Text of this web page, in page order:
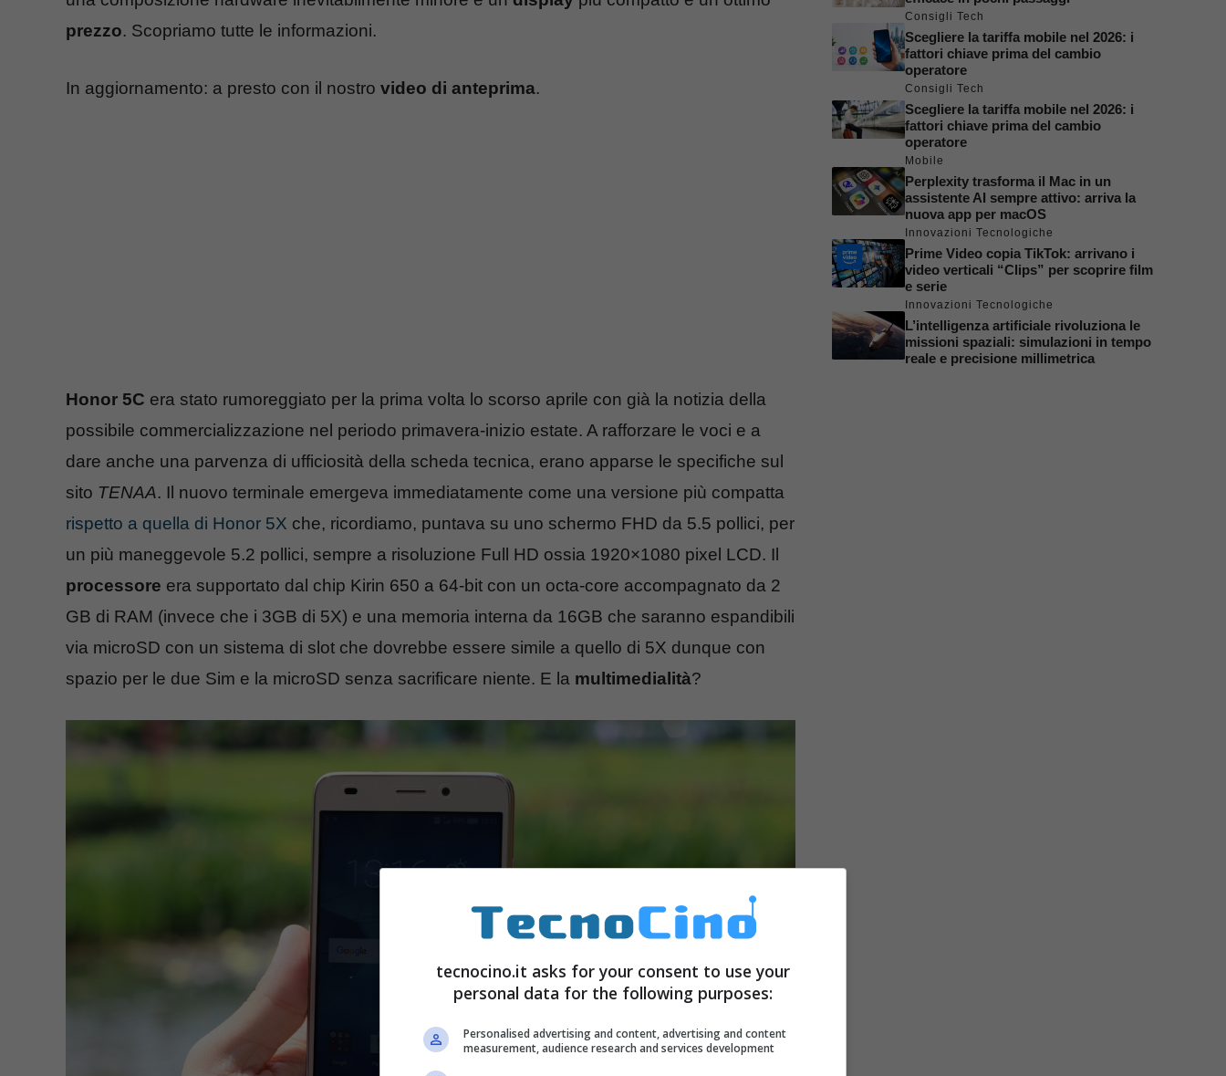
prezzo. Scopriamo tutte le informazioni.
In aggiornamento: a presto con il nostro video di anteprima.
Honor 5C era stato rumoreggiato per la prima volta lo scorso aprile con già la notizia della
possibile commercializzazione nel periodo primavera-inizio estate. A rafforzare le voci e a
dare anche una parvenza di ufficiosità della scheda tecnica, erano apparse le specifiche sul
sito TENAA. Il nuovo terminale emergeva immediatamente come una versione più compatta
rispetto a quella di Honor 5X che, ricordiamo, puntava su uno schermo FHD da 5.5 pollici, per
un più maneggevole 5.2 pollici, sempre a risoluzione Full HD ossia 1920×1080 pixel LCD. Il
processore era supportato dal chip Kirin 650 a 64-bit con un octa-core accompagnato da 2
GB di RAM (invece che i 3GB di 5X) e una memoria interna da 16GB che saranno espandibili
via microSD con un sistema di slot che dovrebbe essere simile a quello di 5X dunque con
spazio per le due Sim e la microSD senza sacrificare niente. E la multimedialità?
Consigli Tech
Scegliere la tariffa mobile nel 2026: i
fattori chiave prima del cambio
operatore
Consigli Tech
Scegliere la tariffa mobile nel 2026: i
fattori chiave prima del cambio
operatore
Mobile
Perplexity trasforma il Mac in un
assistente AI sempre attivo: arriva la
nuova app per macOS
Innovazioni Tecnologiche
Prime Video copia TikTok: arrivano i
video verticali “Clips” per scoprire film
e serie
Innovazioni Tecnologiche
L’intelligenza artificiale rivoluziona le
missioni spaziali: simulazioni in tempo
reale e precisione millimetrica
tecnocino.it asks for your consent to use your
personal data for the following purposes:
Personalised advertising and content, advertising and content
measurement, audience research and services development